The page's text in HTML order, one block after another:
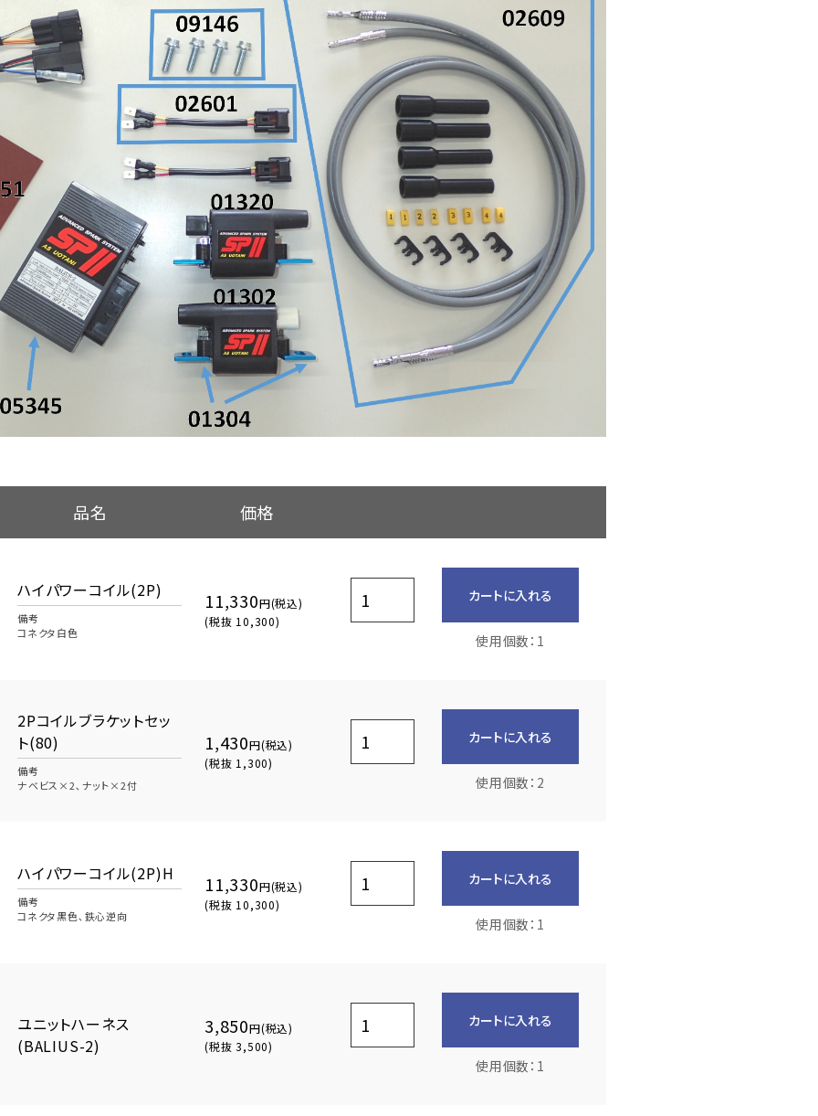
品名 価格
ハイパワーコイル(2P)
備考
コネクタ白色
11,330円(税込)
(税抜 10,300)
カートに入れる
使用個数：1
2Pコイルブラケットセッ
ト(80)
備考
ナベビス×2､ナット×2付
1,430円(税込)
(税抜 1,300)
カートに入れる
使用個数：2
ハイパワーコイル(2P)H
備考
コネクタ黒色､鉄心逆向
11,330円(税込)
(税抜 10,300)
カートに入れる
使用個数：1
ユニットハーネス
(BALIUS-2)
3,850円(税込)
(税抜 3,500)
カートに入れる
使用個数：1